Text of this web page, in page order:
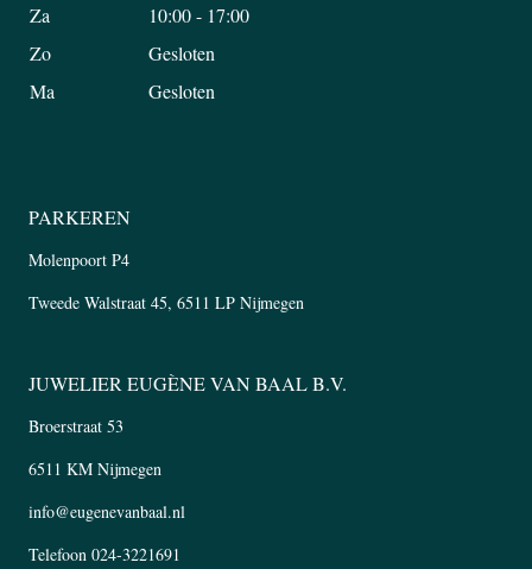
Za
10:00 - 17:00
Zo
Gesloten
Ma
Gesloten
PARKEREN
Molenpoort P4
Tweede Walstraat 45, 6511 LP Nijmegen
JUWELIER EUGÈNE VAN BAAL B.V.
Broerstraat 53
6511 KM Nijmegen
info@eugenevanbaal.nl
Telefoon 024-3221691